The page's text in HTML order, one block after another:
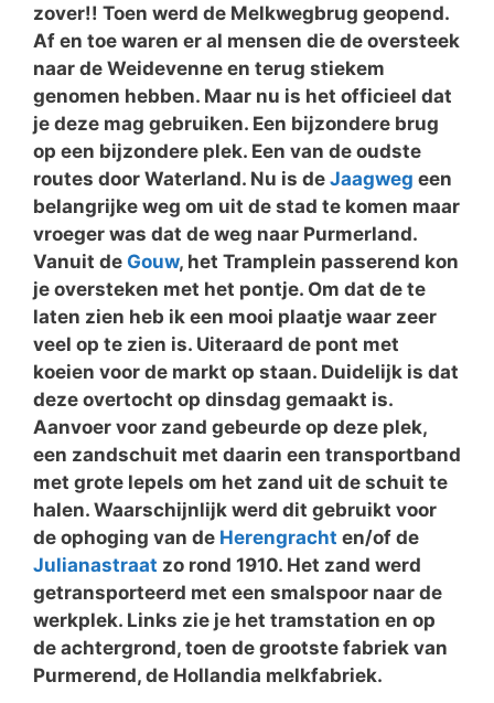
zover!! Toen werd de Melkwegbrug geopend.
Af en toe waren er al mensen die de oversteek
naar de Weidevenne en terug stiekem
genomen hebben. Maar nu is het officieel dat
je deze mag gebruiken. Een bijzondere brug
op een bijzondere plek. Een van de oudste
routes door Waterland. Nu is de Jaagweg een
belangrijke weg om uit de stad te komen maar
vroeger was dat de weg naar Purmerland.
Vanuit de Gouw, het Tramplein passerend kon
je oversteken met het pontje. Om dat de te
laten zien heb ik een mooi plaatje waar zeer
veel op te zien is. Uiteraard de pont met
koeien voor de markt op staan. Duidelijk is dat
deze overtocht op dinsdag gemaakt is.
Aanvoer voor zand gebeurde op deze plek,
een zandschuit met daarin een transportband
met grote lepels om het zand uit de schuit te
halen. Waarschijnlijk werd dit gebruikt voor
de ophoging van de Herengracht en/of de
Julianastraat zo rond 1910. Het zand werd
getransporteerd met een smalspoor naar de
werkplek. Links zie je het tramstation en op
de achtergrond, toen de grootste fabriek van
Purmerend, de Hollandia melkfabriek.